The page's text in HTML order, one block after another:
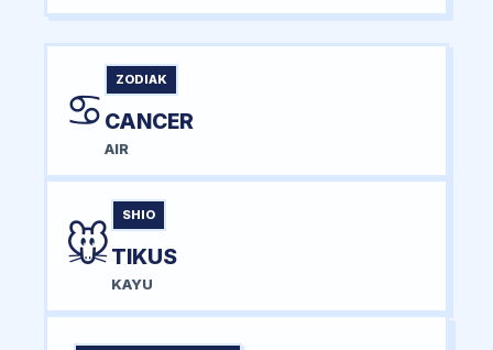
♋
ZODIAK
CANCER
AIR
🐭
SHIO
TIKUS
KAYU